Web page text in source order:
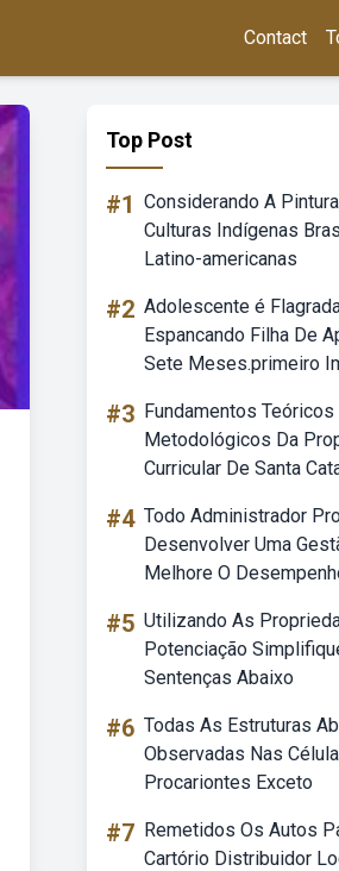
Contact
Top Post
#1 Considerando A
Culturas Indígenas
Latino-americanas
#2 Adolescente é
Espancando Filha De
Sete Meses.primeiro
#3 Fundamentos Teóricos
Metodológicos Da
Curricular De Santa
#4 Todo Administrador
Desenvolver Uma
Melhore O
#5 Utilizando As
Potenciação
Sentenças Abaixo
#6 Todas As Estruturas
Observadas Nas
Procariontes Exceto
#7 Remetidos Os Autos
Cartório Distribuidor